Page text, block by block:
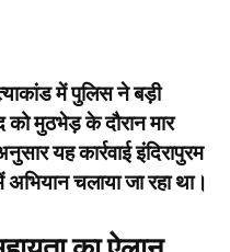
में पुलिस ने बड़ी
को मुठभेड़ के दौरान मार
यह कार्रवाई इंदिरापुरम
चलाया जा रहा था।